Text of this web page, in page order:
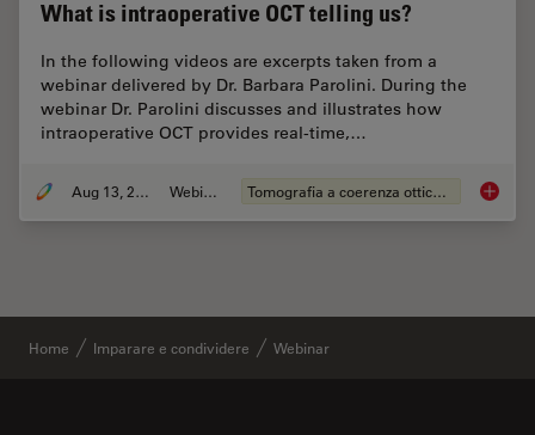
What is intraoperative OCT telling us?
In the following videos are excerpts taken from a
webinar delivered by Dr. Barbara Parolini. During the
webinar Dr. Parolini discusses and illustrates how
intraoperative OCT provides real-time,…
Aug 13, 2020 Webinar: Tomografia a coerenza ottica (OCT) What
Home Imparare e condividere Webinar